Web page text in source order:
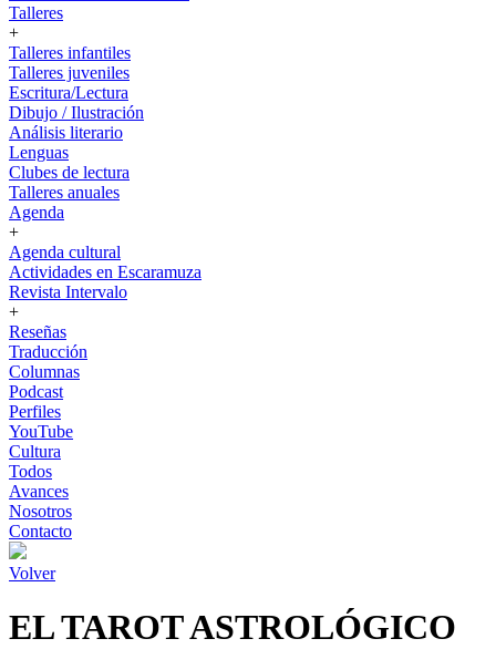
Talleres
+
Talleres infantiles
Talleres juveniles
Escritura/Lectura
Dibujo / Ilustración
Análisis literario
Lenguas
Clubes de lectura
Talleres anuales
Agenda
+
Agenda cultural
Actividades en Escaramuza
Revista Intervalo
+
Reseñas
Traducción
Columnas
Podcast
Perfiles
YouTube
Cultura
Todos
Avances
Nosotros
Contacto
Volver
EL TAROT ASTROLÓGICO